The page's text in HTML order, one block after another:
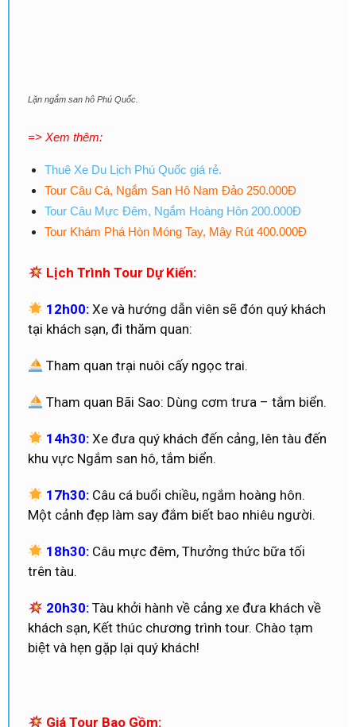
Lặn ngắm san hô Phú Quốc.
=> Xem thêm:
Thuê Xe Du Lịch Phú Quốc giá rẻ.
Tour Câu Cá, Ngắm San Hô Nam Đảo 250.000Đ
Tour Câu Mực Đêm, Ngắm Hoàng Hôn 200.000Đ
Tour Khám Phá Hòn Móng Tay, Mây Rút 400.000Đ
Lịch Trình Tour Dự Kiến:
12h00: Xe và hướng dẫn viên sẽ đón quý khách
tại khách sạn, đi thăm quan:
Tham quan trại nuôi cấy ngọc trai.
Tham quan Bãi Sao: Dùng cơm trưa – tắm biển.
14h30: Xe đưa quý khách đến cảng, lên tàu đến
khu vực Ngắm san hô, tắm biển.
17h30: Câu cá buổi chiều, ngắm hoàng hôn.
Một cảnh đẹp làm say đắm biết bao nhiêu người.
18h30: Câu mực đêm, Thưởng thức bữa tối
trên tàu.
20h30: Tàu khởi hành về cảng xe đưa khách về
khách sạn, Kết thúc chương trình tour. Chào tạm
biệt và hẹn gặp lại quý khách!
Giá Tour Bao Gồm: